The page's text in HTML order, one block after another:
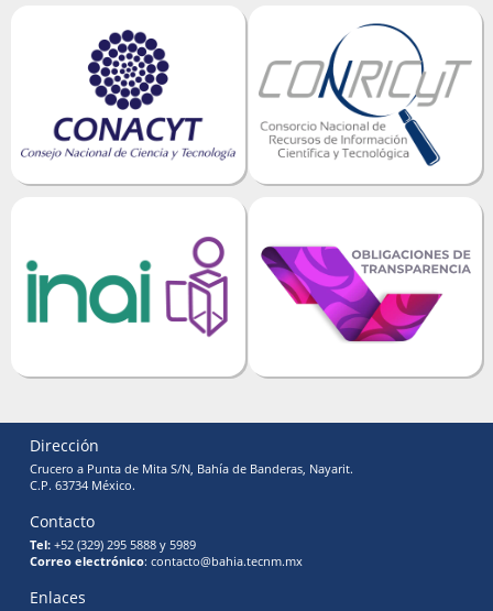
Dirección
Crucero a Punta de Mita S/N, Bahía de Banderas, Nayarit.
C.P. 63734 México.
Contacto
Tel: +52 (329) 295 5888 y 5989
Correo electrónico: contacto@bahia.tecnm.mx
Enlaces